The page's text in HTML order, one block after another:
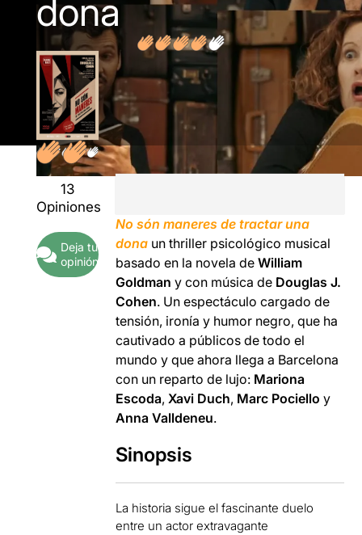
dona
13
Opiniones
Deja tu
opinión
No són maneres de tractar una
dona un thriller psicológico musical
basado en la novela deWilliam
Goldman y con música de Douglas J.
Cohen. Un espectáculo cargado de
tensión, ironía y humor negro, que ha
cautivado a públicos de todo el
mundo y que ahora llega a Barcelona
con un reparto de lujo: Mariona
Escoda,Xavi Duch, Marc Pociello y
Anna Valldeneu.
Sinopsis
La historia sigue el fascinante duelo
entre un actor extravagante